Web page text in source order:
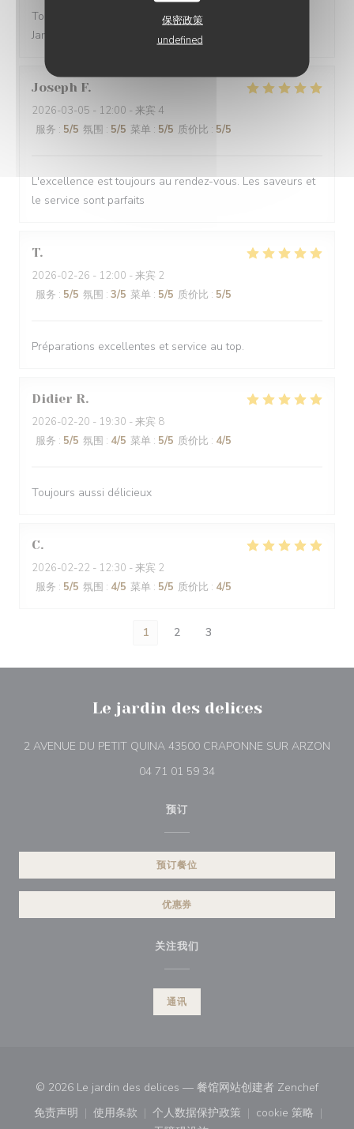
保密政策
undefined
Toujours un excellent accueil. Bon rapport qualité prix.
Jamais déçue
Joseph F
2026-03-05 - 12:00 - 来宾 4
服务 : 5/5 氛围 : 5/5 菜单 : 5/5 质价比 : 5/5
L'excellence est toujours au rendez-vous. Les saveurs et
le service sont parfaits
T
2026-02-26 - 12:00 - 来宾 2
服务 : 5/5 氛围 : 3/5 菜单 : 5/5 质价比 : 5/5
Préparations excellentes et service au top.
Didier R
2026-02-20 - 19:30 - 来宾 8
服务 : 5/5 氛围 : 4/5 菜单 : 5/5 质价比 : 4/5
Toujours aussi délicieux
C
2026-02-22 - 12:30 - 来宾 2
服务 : 5/5 氛围 : 4/5 菜单 : 5/5 质价比 : 4/5
1 2 3
Le jardin des delices
2 AVENUE DU PETIT QUINA 43500 CRAPONNE SUR ARZON
04 71 01 59 34
预订
预订餐位
优惠券
关注我们
通讯
© 2026 Le jardin des delices — 餐馆网站创建者 Zenchef((在新
免责声明
((在新窗口中打开))
使用条款
((在新窗口中打开))
个人数据保护政策
((在新窗口中打开))
cookie 策略
((在新窗口